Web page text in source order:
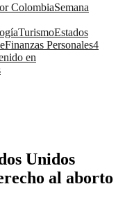
ColombiaSemana
TurismoEstados
Finanzas Personales4
en
Unidos
al aborto